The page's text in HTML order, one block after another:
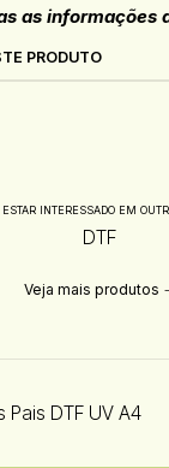
as informações
PRODUTO
INTERESSADO EM
DTF
Veja mais produtos
Pais DTF UV A4